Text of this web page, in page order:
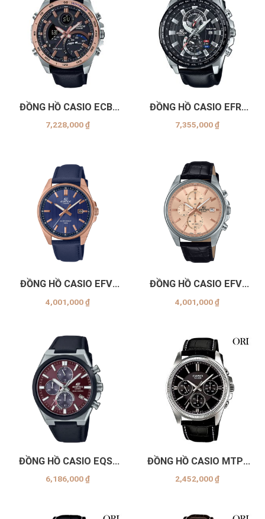
ĐỒNG HỒ CASIO ECB-
900GL-1BDR
7,228,000₫
ĐỒNG HỒ CASIO EFR-
550L-1AVUDF
7,355,000₫
ĐỒNG HỒ CASIO EFV-
150CL-2AVUDF
4,001,000₫
ĐỒNG HỒ CASIO EFV-
610EL-5AUDF
4,001,000₫
ĐỒNG HỒ CASIO EQS-
950BL-5AVUDF
6,186,000₫
ĐỒNG HỒ CASIO MTP-
1375L-1AVDF
2,452,000₫